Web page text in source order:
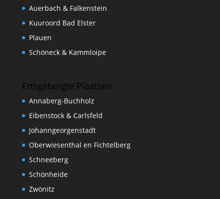
Auerbach & Falkenstein
Kuuroord Bad Elster
Plauen
Schöneck & Kammloipe
Ertsgebergte Plaatsen
Annaberg-Buchholz
Eibenstock & Carlsfeld
Johanngeorgenstadt
Oberwiesenthal en Fichtelberg
Schneeberg
Schönheide
Zwönitz